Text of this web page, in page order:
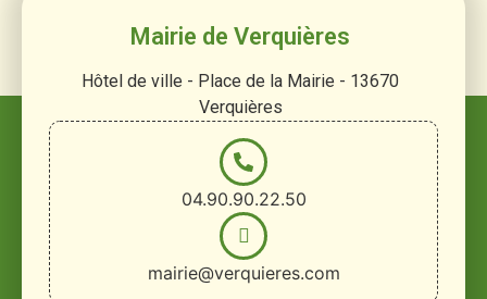
Mairie de Verquières
Hôtel de ville - Place de la Mairie - 13670
Verquières
04.90.90.22.50
mairie@verquieres.com